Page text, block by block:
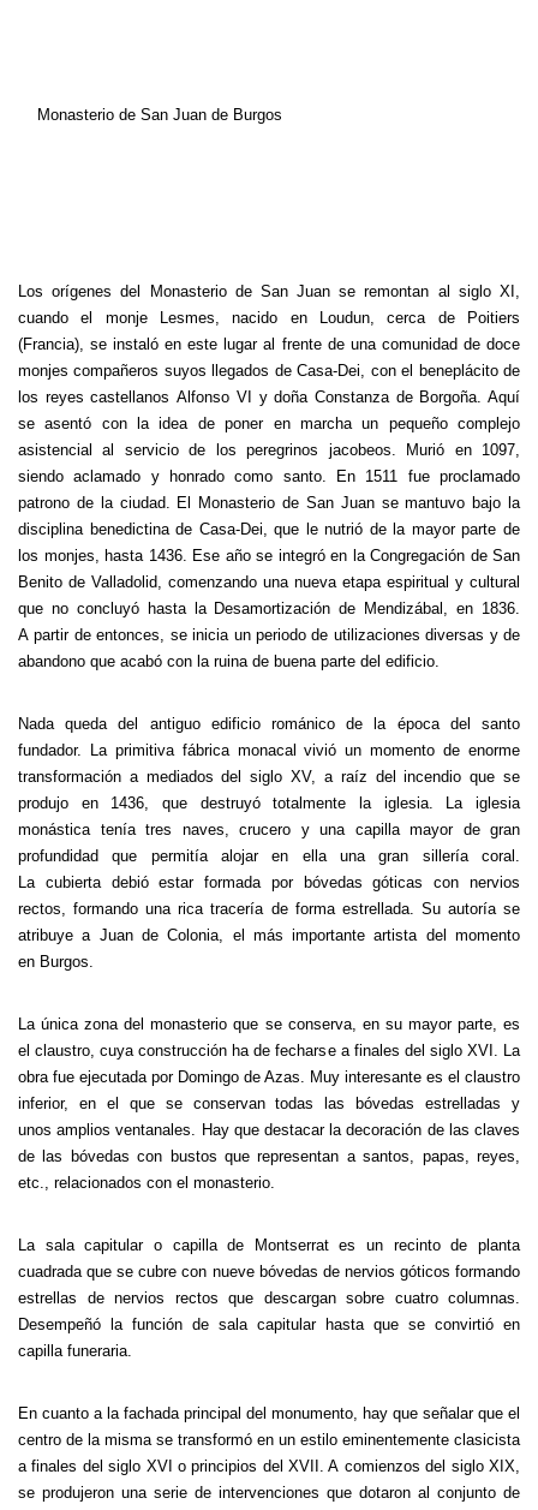
Monasterio de San Juan de Burgos
Los orígenes del Monasterio de San Juan se remontan al siglo XI,
cuando el monje Lesmes, nacido en Loudun, cerca de Poitiers
(Francia), se instaló en este lugar al frente de una comunidad de doce
monjes compañeros suyos llegados de Casa-Dei, con el beneplácito de
los reyes castellanos Alfonso VI y doña Constanza de Borgoña. Aquí
se asentó con la idea de poner en marcha un pequeño complejo
asistencial al servicio de los peregrinos jacobeos. Murió en 1097,
siendo aclamado y honrado como santo. En 1511 fue proclamado
patrono de la ciudad. El Monasterio de San Juan se mantuvo bajo la
disciplina benedictina de Casa-Dei, que le nutrió de la mayor parte de
los monjes, hasta 1436. Ese año se integró en la Congregación de San
Benito de Valladolid, comenzando una nueva etapa espiritual y cultural
que no concluyó hasta la Desamortización de Mendizábal, en 1836.
A partir de entonces, se inicia un periodo de utilizaciones diversas y de
abandono que acabó con la ruina de buena parte del edificio.
Nada queda del antiguo edificio románico de la época del santo
fundador. La primitiva fábrica monacal vivió un momento de enorme
transformación a mediados del siglo XV, a raíz del incendio que se
produjo en 1436, que destruyó totalmente la iglesia. La iglesia
monástica tenía tres naves, crucero y una capilla mayor de gran
profundidad que permitía alojar en ella una gran sillería coral.
La cubierta debió estar formada por bóvedas góticas con nervios
rectos, formando una rica tracería de forma estrellada. Su autoría se
atribuye a Juan de Colonia, el más importante artista del momento
en Burgos.
La única zona del monasterio que se conserva, en su mayor parte, es
el claustro, cuya construcción ha de fecharse a finales del siglo XVI. La
obra fue ejecutada por Domingo de Azas. Muy interesante es el claustro
inferior, en el que se conservan todas las bóvedas estrelladas y
unos amplios ventanales. Hay que destacar la decoración de las claves
de las bóvedas con bustos que representan a santos, papas, reyes,
etc., relacionados con el monasterio.
La sala capitular o capilla de Montserrat es un recinto de planta
cuadrada que se cubre con nueve bóvedas de nervios góticos formando
estrellas de nervios rectos que descargan sobre cuatro columnas.
Desempeñó la función de sala capitular hasta que se convirtió en
capilla funeraria.
En cuanto a la fachada principal del monumento, hay que señalar que el
centro de la misma se transformó en un estilo eminentemente clasicista
a finales del siglo XVI o principios del XVII. A comienzos del siglo XIX,
se produjeron una serie de intervenciones que dotaron al conjunto de